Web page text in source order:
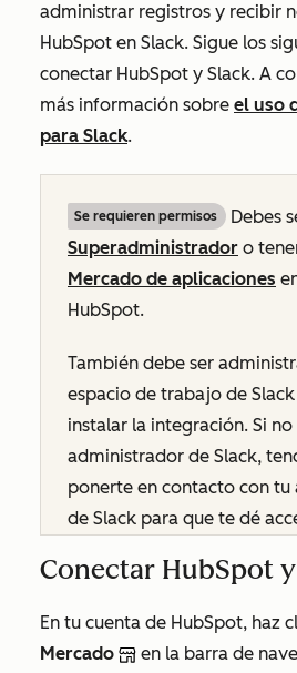
administrar registros y recibir
HubSpot en Slack. Sigue los
conectar HubSpot y Slack. A
más información sobre el uso
para Slack.
Se requieren permisos
Debes
Superadministrador o
Mercado de aplicaciones
HubSpot.
También debe ser
espacio de trabajo de
instalar la integración. Si no
administrador de Slack,
ponerte en contacto con
de Slack para que te dé
Conectar HubSpot
En tu cuenta de HubSpot, haz
Mercado
en la barra de